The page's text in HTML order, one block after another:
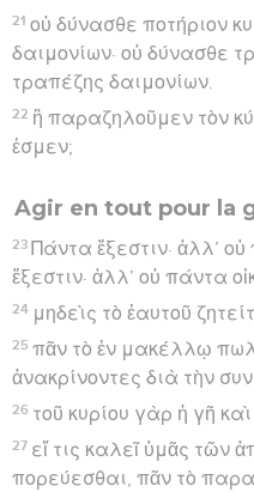
21 οὐ δύνασθε ποτήριον
δαιμονίων· οὐ δύνασθε
τραπέζης δαιμονίων.
22 ἢ παραζηλοῦμεν τὸν
ἐσμεν;
Agir en tout pour la
23 Πάντα ἔξεστιν· ἀλλ’
ἔξεστιν· ἀλλ’ οὐ πάντα
24 μηδεὶς τὸ ἑαυτοῦ
25 πᾶν τὸ ἐν μακέλλῳ
ἀνακρίνοντες διὰ τὴν
26 τοῦ κυρίου γὰρ ἡ γῆ
27 εἴ τις καλεῖ ὑμᾶς τῶν
πορεύεσθαι, πᾶν τὸ